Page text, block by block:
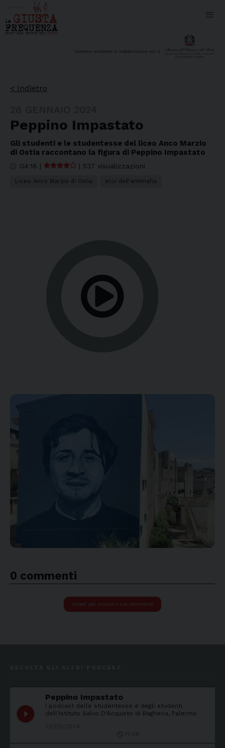
iniziativa realizzata in collaborazione con il
< Indietro
Peppino Impastato
Gli studenti e le studentesse del liceo Anco Marzio
di Ostia raccontano la figura di Peppino Impastato
04:18 | | 537 visualizzazioni
Liceo Anco Marzio di Ostia eroi dell'antimafia
0 commenti
Accedi per inviare il tuo commento
play_circle_filled
Peppino Impastato
I podcast delle studentesse e degli studenti
dell'Istituto Salvo D'Acquisto di Bagheria, Palermo